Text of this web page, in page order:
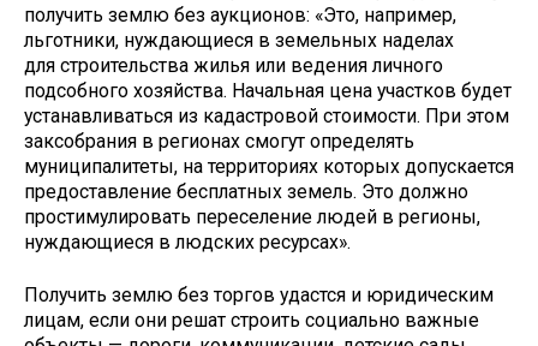
получить землю без аукционов: «Это, например,
льготники, нуждающиеся в земельных наделах
для строительства жилья или ведения личного
подсобного хозяйства. Начальная цена участков будет
устанавливаться из кадастровой стоимости. При этом
заксобрания в регионах смогут определять
муниципалитеты, на территориях которых допускается
предоставление бесплатных земель. Это должно
простимулировать переселение людей в регионы,
нуждающиеся в людских ресурсах».
Получить землю без торгов удастся и юридическим
лицам, если они решат строить социально важные